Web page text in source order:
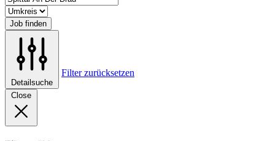
Job finden
Detailsuche
Filter zurücksetzen
Close